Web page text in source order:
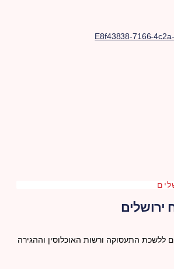
ירושלים
ללשכת התעסוקה ורשות האוכלוסין וההגירה